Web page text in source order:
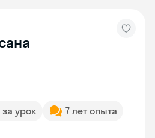
за урок
7 лет опыта